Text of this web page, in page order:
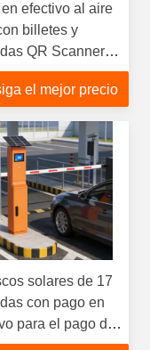
efectivo al aire
billetes y
QR Scanner
Impresora de
táctil
el mejor precio
solares de 17
con pago en
para el pago de
en